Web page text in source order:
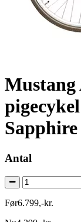
Mustang
Sapphire
Antal
Før6.799,-kr.